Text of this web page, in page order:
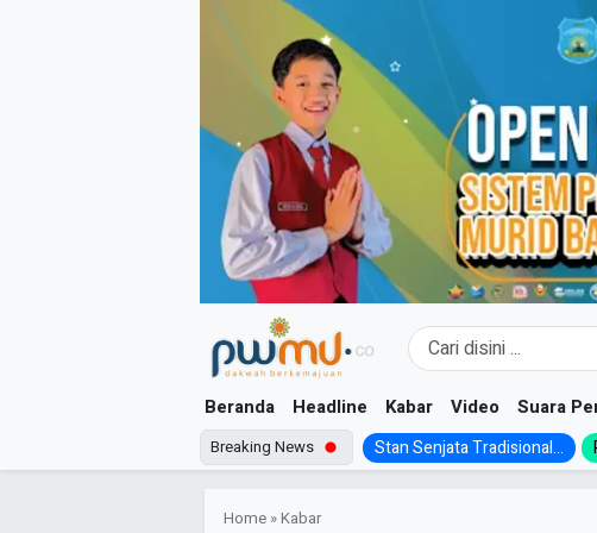
Beranda Headline Kabar Video Suara
Breaking News Stan Senjata Tradisional...
Home »Kabar